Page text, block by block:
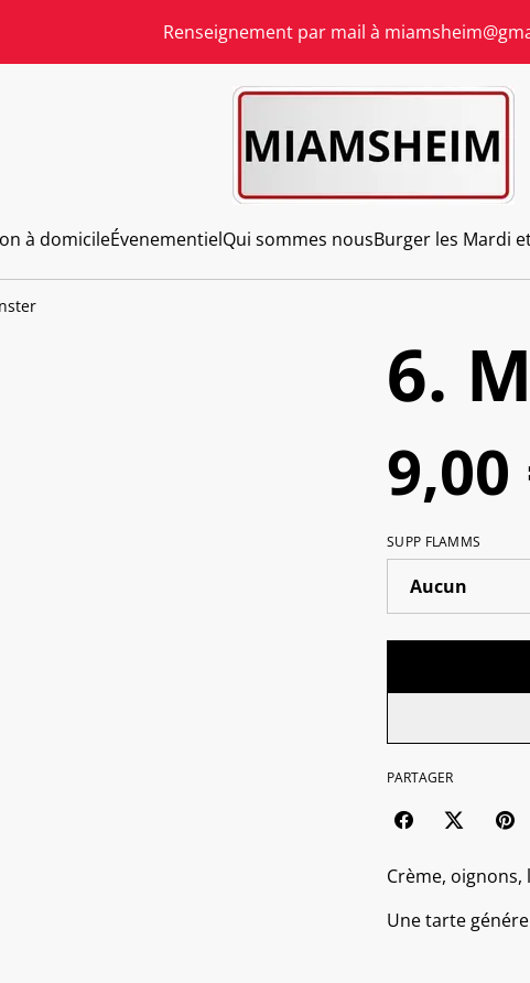
Renseignement par mail à
à domicileÉvenementielQui sommes nousBurger les Mardi
6.
9,00
SUPP FLAMMS
PARTAGER
Crème,
Une tarte